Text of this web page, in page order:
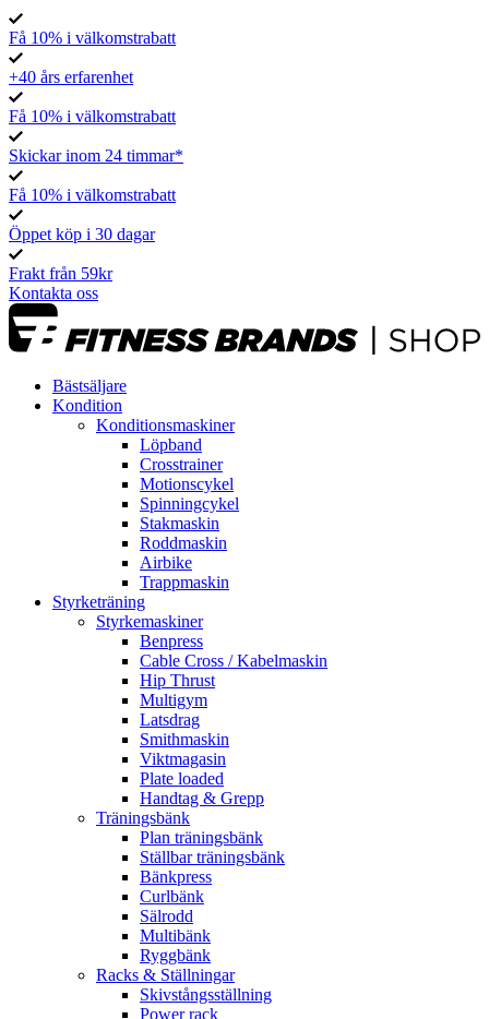
Få 10% i välkomstrabatt
+40 års erfarenhet
Få 10% i välkomstrabatt
Skickar inom 24 timmar*
Få 10% i välkomstrabatt
Öppet köp i 30 dagar
Frakt från 59kr
Kontakta oss
Bästsäljare
Kondition
Konditionsmaskiner
Löpband
Crosstrainer
Motionscykel
Spinningcykel
Stakmaskin
Roddmaskin
Airbike
Trappmaskin
Styrketräning
Styrkemaskiner
Benpress
Cable Cross / Kabelmaskin
Hip Thrust
Multigym
Latsdrag
Smithmaskin
Viktmagasin
Plate loaded
Handtag & Grepp
Träningsbänk
Plan träningsbänk
Ställbar träningsbänk
Bänkpress
Curlbänk
Sälrodd
Multibänk
Ryggbänk
Racks & Ställningar
Skivstångsställning
Power rack